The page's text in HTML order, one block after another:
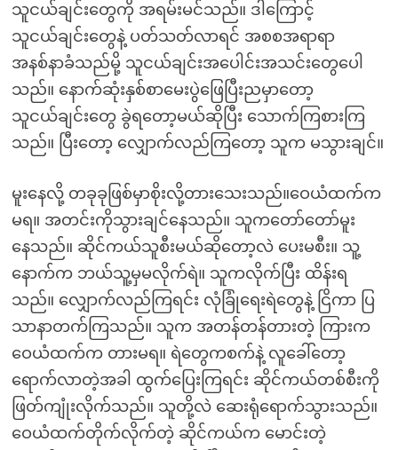
သူငယ်ချင်းတွေကို အရမ်းမင်သည်။ ဒါကြောင့်
သူငယ်ချင်းတွေနဲ့ ပတ်သတ်လာရင် အစစအရာရာ
အနစ်နာခံသည်မို့ သူငယ်ချင်းအပေါင်းအသင်းတွေပေါ
သည်။ နောက်ဆုံးနှစ်စာမေးပွဲဖြေပြီးညမှာတော့
သူငယ်ချင်းတွေ ခွဲရတော့မယ်ဆိုပြီး သောက်ကြစားကြ
သည်။ ပြီးတော့ လျှောက်လည်ကြတော့ သူက မသွားချင်။
မူးနေလို့ တခုခုဖြစ်မှာစိုးလို့တားသေးသည်။ဝေယံထက်က
မရ။ အတင်းကိုသွားချင်နေသည်။ သူကတော်တော်မူး
နေသည်။ ဆိုင်ကယ်သူစီးမယ်ဆိုတော့လဲ ပေးမစီး။ သူ့
နောက်က ဘယ်သူ့မှမလိုက်ရဲ။ သူကလိုက်ပြီး ထိန်းရ
သည်။ လျှောက်လည်ကြရင်း လုံခြုံရေးရဲတွေနဲ့ ငြိကာ ပြ
သာနာတက်ကြသည်။ သူက အတန်တန်တားတဲ့ ကြားက
ဝေယံထက်က တားမရ။ ရဲတွေကစက်နဲ့ လူခေါ်တော့
ရောက်လာတဲ့အခါ ထွက်ပြေးကြရင်း ဆိုင်ကယ်တစ်စီးကို
ဖြတ်ကျုံးလိုက်သည်။ သူတို့လဲ ဆေးရုံရောက်သွားသည်။
ဝေယံထက်တိုက်လိုက်တဲ့ ဆိုင်ကယ်က မောင်းတဲ့